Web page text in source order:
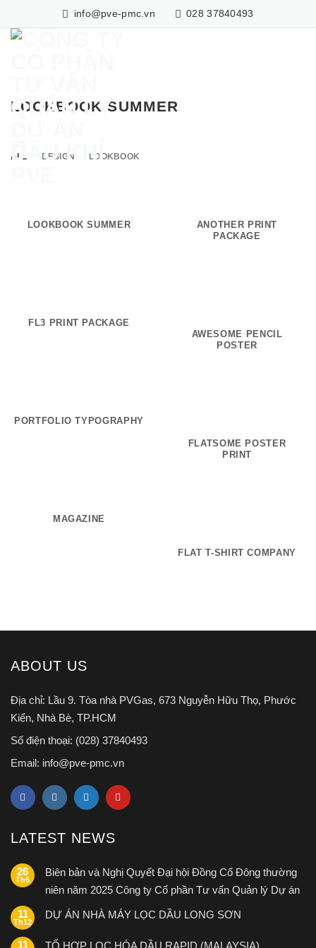
to
content
info@pve-pmc.vn 028 37840493
LOOKBOOK SUMMER
ALL DESIGN LOOKBOOK
LOOKBOOK SUMMER
ANOTHER PRINT
PACKAGE
FL3 PRINT PACKAGE
AWESOME PENCIL
POSTER
PORTFOLIO TYPOGRAPHY
FLATSOME POSTER
PRINT
MAGAZINE
FLAT T-SHIRT COMPANY
ABOUT US
Địa chỉ: Lầu 9. Tòa nhà PVGas, 673 Nguyễn Hữu Thọ, Phước
Kiển, Nhà Bè, TP.HCM
Số điện thoại: (028) 37840493
Email: info@pve-pmc.vn
LATEST NEWS
26
Th6
Biên bản và Nghị Quyết Đại hội Đồng Cổ Đông thường
niên năm 2025 Công ty Cổ phần Tư vấn Quản lý Dự án
Dầu khí PVE
11
Th12
DỰ ÁN NHÀ MÁY LỌC DẦU LONG SƠN
11